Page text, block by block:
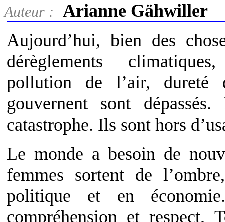
Auteur :
Arianne Gähwiller
Aujourd’hui, bien des
dérèglements
pollution de l’air, dureté
gouvernent sont
catastrophe. Ils sont hors
Le monde a besoin de
femmes sortent de
politique et en
compréhension et respect.